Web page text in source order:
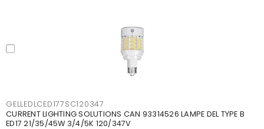
GELLEDLCED177SC120347
CURRENT LIGHTING SOLUTIONS CAN 93314526 LAMPE DEL TYPE B
ED17 21/35/45W 3/4/5K 120/347V